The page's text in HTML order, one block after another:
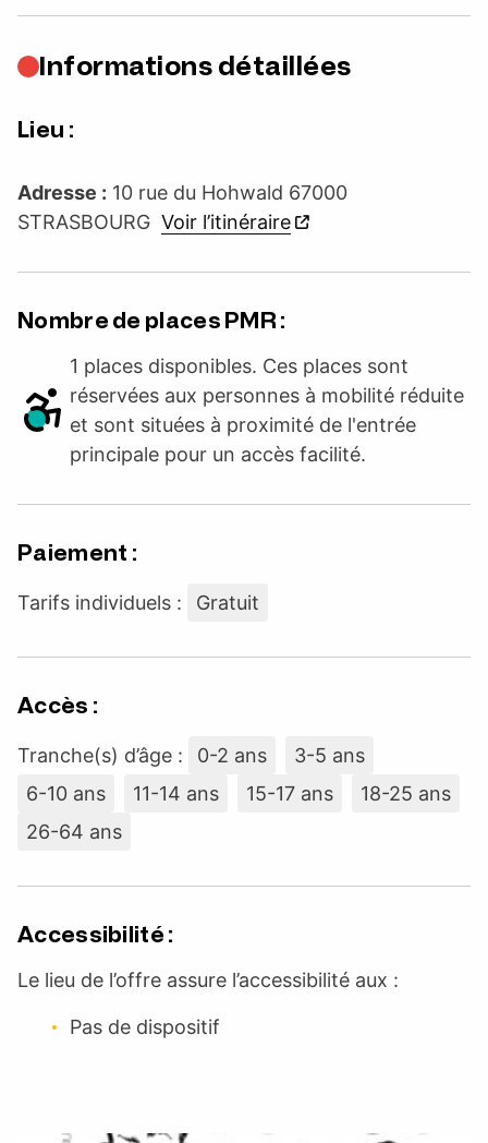
Informations détaillées
Lieu :
Adresse : 10 rue du Hohwald 67000
STRASBOURG Voir l’itinéraire
Nombre de places PMR :
1 places disponibles. Ces places sont
réservées aux personnes à mobilité réduite
et sont situées à proximité de l'entrée
principale pour un accès facilité.
Paiement :
Tarifs individuels : Gratuit
Accès :
Tranche(s) d’âge : 0-2 ans
3-5 ans
6-10 ans
11-14 ans 15-17 ans
18-25 ans
26-64 ans
Accessibilité :
Le lieu de l’offre assure l’accessibilité aux :
Pas de dispositif